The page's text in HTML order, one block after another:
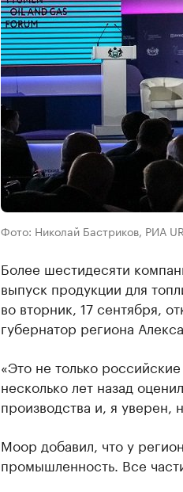
Фото: Николай Бастриков, РИА
Более шестидесяти
выпуск продукции для
во вторник, 17 сентября,
губернатор региона
«Это не только
несколько лет назад
производства и, я уверен,
Моор добавил, что у
промышленность. Все